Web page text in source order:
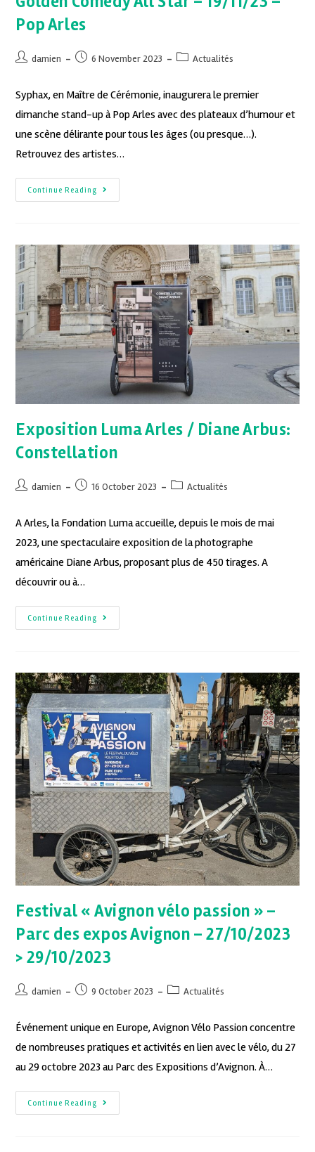
Pop Arles
damien 6 November 2023 Actualités
Syphax, en Maître de Cérémonie, inaugurera le premier
dimanche stand-up à Pop Arles avec des plateaux d’humour et
une scène délirante pour tous les âges (ou presque…).
Retrouvez des artistes…
Continue Reading
Exposition Luma Arles / Diane Arbus:
Constellation
damien 16 October 2023 Actualités
A Arles, la Fondation Luma accueille, depuis le mois de mai
2023, une spectaculaire exposition de la photographe
américaine Diane Arbus, proposant plus de 450 tirages. A
découvrir ou à…
Continue Reading
Festival « Avignon vélo passion » –
Parc des expos Avignon – 27/10/2023
> 29/10/2023
damien 9 October 2023 Actualités
Événement unique en Europe, Avignon Vélo Passion concentre
de nombreuses pratiques et activités en lien avec le vélo, du 27
au 29 octobre 2023 au Parc des Expositions d’Avignon. À…
Continue Reading